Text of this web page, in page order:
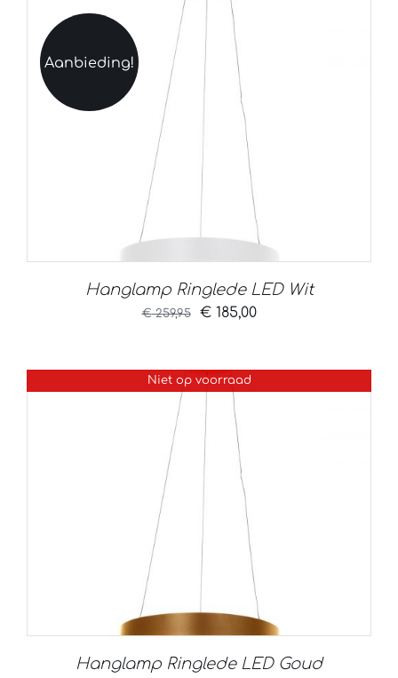
Aanbieding!
Hanglamp Ringlede LED Wit
€259,95
Oorspronkelijke
€ 259,95.
€185,00Huidige
Niet op voorraad
Hanglamp Ringlede LED Goud